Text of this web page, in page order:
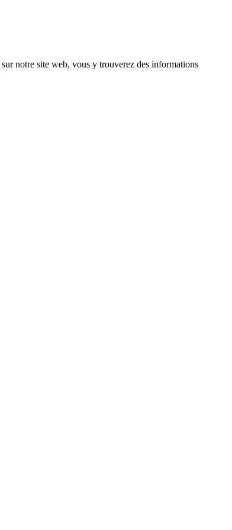
sur notre site web, vous y trouverez des informations